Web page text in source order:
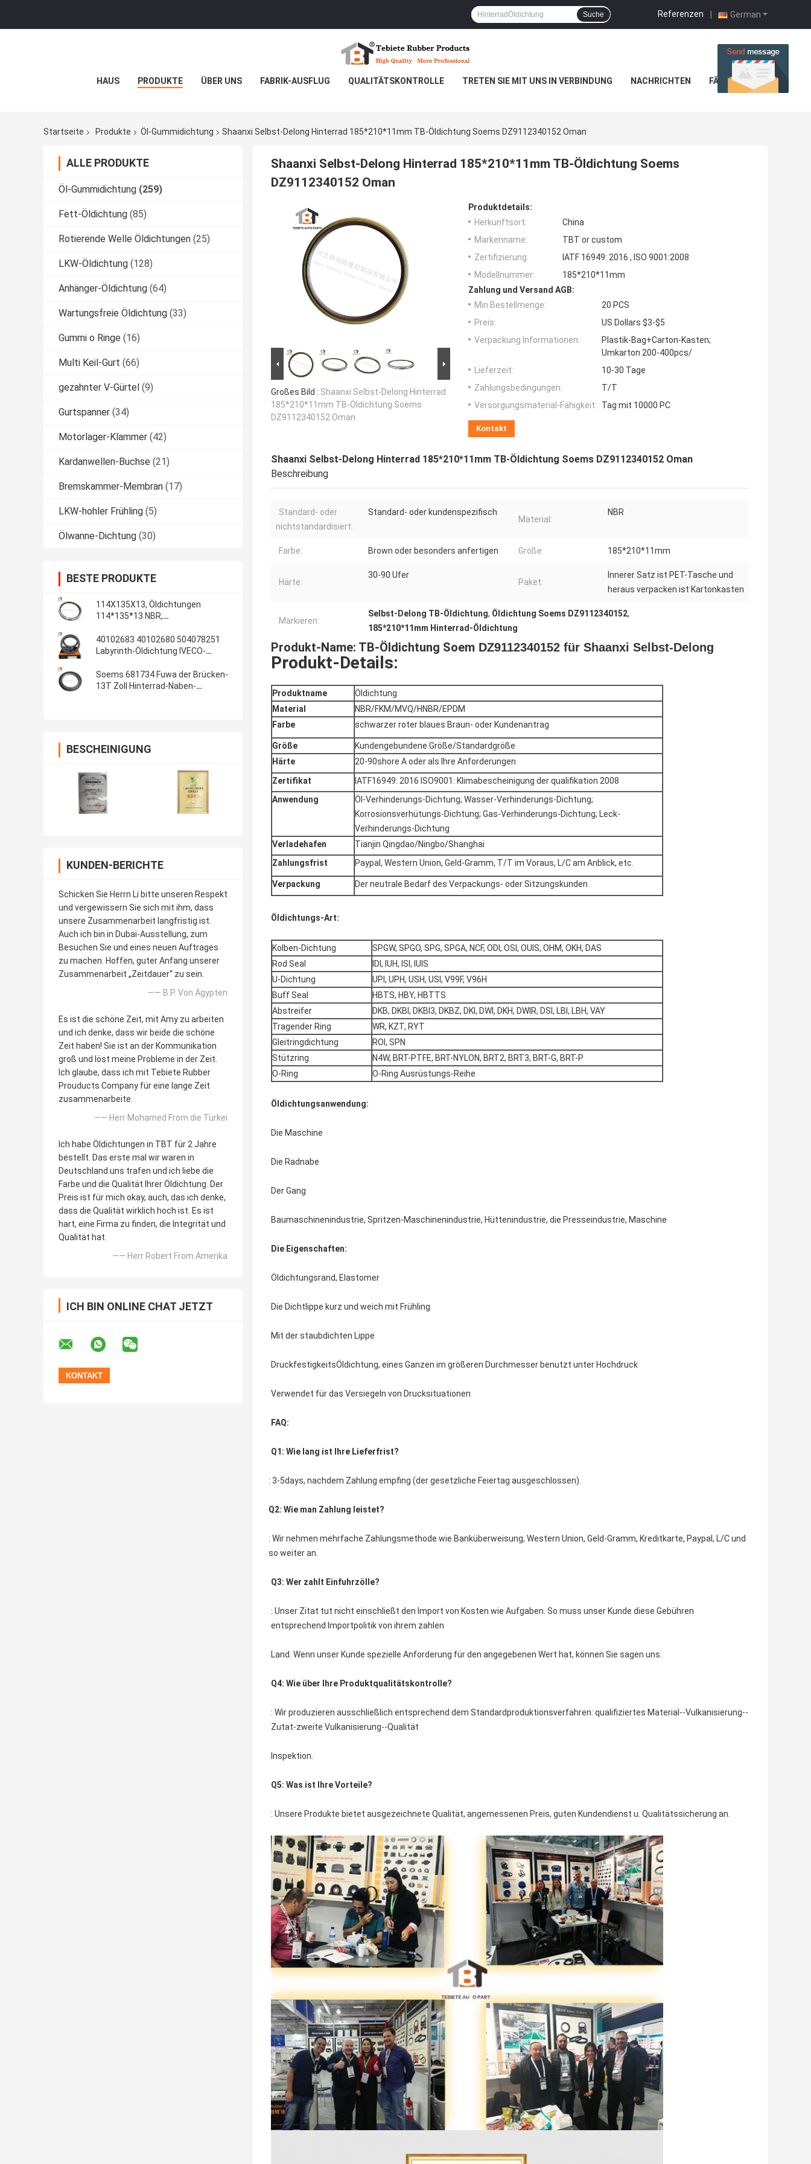
German
Referenzen |
Suche
HAUS PRODUKTE ÜBER UNS FABRIK-AUSFLUG QUALITÄTSKONTROLLE TRETEN SIE MIT UNS IN VERBINDUNG NACHRICHTEN FÄLLE
Startseite Produkte Öl-Gummidichtung Shaanxi Selbst-Delong Hinterrad 185*210*11mm TB-Öldichtung Soems DZ9112340152 Oman
ALLE PRODUKTE
Öl-Gummidichtung (259)
Fett-Öldichtung (85)
Rotierende Welle Öldichtungen (25)
LKW-Öldichtung (128)
Anhänger-Öldichtung (64)
Wartungsfreie Öldichtung (33)
Gummi o Ringe (16)
Multi Keil-Gurt (66)
gezahnter V-Gürtel (9)
Gurtspanner (34)
Motorlager-Klammer (42)
Kardanwellen-Buchse (21)
Bremskammer-Membran (17)
LKW-hohler Frühling (5)
Ölwanne-Dichtung (30)
BESTE PRODUKTE
114X135X13, Öldichtungen
114*135*13 NBR,
Öldichtungs-Material: NBR
40102683 40102680 504078251
Labyrinth-Öldichtung IVECO-
100*130*13/14 innere
Soems 681734 Fuwa der Brücken-
13T Zoll Hinterrad-Naben-
BESCHEINIGUNG
KUNDEN-BERICHTE
Schicken Sie Herrn Li bitte unseren Respekt
und vergewissern Sie sich mit ihm, dass
unsere Zusammenarbeit langfristig ist.
Auch ich bin in Dubai-Ausstellung, zum
Besuchen Sie und eines neuen Auftrages
zu machen. Hoffen, guter Anfang unserer
Zusammenarbeit „Zeitdauer“ zu sein.
—— B.P. Von Ägypten
Es ist die schöne Zeit, mit Amy zu arbeiten
und ich denke, dass wir beide die schöne
Zeit haben! Sie ist an der Kommunikation
groß und löst meine Probleme in der Zeit.
Ich glaube, dass ich mit Tebiete Rubber
Prouducts Company für eine lange Zeit
zusammenarbeite.
—— Herr Mohamed From die Türkei
Ich habe Öldichtungen in TBT für 2 Jahre
bestellt. Das erste mal wir waren in
Deutschland uns trafen und ich liebe die
Farbe und die Qualität Ihrer Öldichtung. Der
Preis ist für mich okay, auch, das ich denke,
dass die Qualität wirklich hoch ist. Es ist
hart, eine Firma zu finden, die Integrität und
Qualität hat.
—— Herr Robert From Amerika
ICH BIN ONLINE CHAT JETZT
Shaanxi Selbst-Delong Hinterrad 185*210*11mm TB-Öldichtung Soems
DZ9112340152 Oman
Großes Bild : Shaanxi Selbst-Delong Hinterrad
185*210*11mm TB-Öldichtung Soems
DZ9112340152 Oman
Produktdetails:
Herkunftsort:
China
Markenname:
TBT or custom
Zertifizierung:
IATF 16949: 2016 , ISO 9001:2008
Modellnummer:
185*210*11mm
Zahlung und Versand AGB:
Min Bestellmenge:
20 PCS
Preis:
US Dollars $3-$5
Verpackung Informationen:
Plastik-Bag+Carton-Kasten;
Umkarton 200-400pcs/
Lieferzeit:
10-30 Tage
Zahlungsbedingungen:
T/T
Versorgungsmaterial-Fähigkeit:
Tag mit 10000 PC
Kontakt
Shaanxi Selbst-Delong Hinterrad 185*210*11mm TB-Öldichtung Soems DZ9112340152 Oman
Beschreibung
Standard- oder
nichtstandardisiert:
Standard- oder kundenspezifisch
Material:
NBR
Farbe: Brown oder besonders anfertigen Größe: 185*210*11mm
Härte:
30-90 Ufer
Paket:
Innerer Satz ist PET-Tasche und
heraus verpacken ist Kartonkasten
Markieren:
Selbst-Delong TB-Öldichtung, Öldichtung Soems DZ9112340152,
185*210*11mm Hinterrad-Öldichtung
Produkt-Name: TB-Öldichtung Soem DZ9112340152 für Shaanxi Selbst-Delong
Produkt-Details:
Produktname
Öldichtung
Material
NBR/FKM/MVQ/HNBR/EPDM
Farbe
schwarzer roter blaues Braun- oder Kundenantrag
Größe
Kundengebundene Größe/Standardgröße
Härte
20-90shore A oder als Ihre Anforderungen
Zertifikat
IATF16949: 2016 ISO9001: Klimabescheinigung der qualifikation 2008
Anwendung
Öl-Verhinderungs-Dichtung; Wasser-Verhinderungs-Dichtung;
Korrosionsverhütungs-Dichtung; Gas-Verhinderungs-Dichtung; Leck-
Verhinderungs-Dichtung
Verladehafen
Tianjin Qingdao/Ningbo/Shanghai
Zahlungsfrist
Paypal, Western Union, Geld-Gramm, T/T im Voraus, L/C am Anblick, etc.
Verpackung Der neutrale Bedarf des Verpackungs- oder Sitzungskunden
Öldichtungs-Art:
Kolben-Dichtung
SPGW, SPGO, SPG, SPGA, NCF, ODI, OSI, OUIS, OHM, OKH, DAS
Rod Seal
IDI, IUH, ISI, IUIS
U-Dichtung
UPI, UPH, USH, USI, V99F, V96H
Buff Seal
HBTS, HBY, HBTTS
Abstreifer
DKB, DKBI, DKBI3, DKBZ, DKI, DWI, DKH, DWIR, DSI, LBI, LBH, VAY
Tragender Ring
WR, KZT, RYT
Gleitringdichtung
ROI, SPN
Stützring
N4W, BRT-PTFE, BRT-NYLON, BRT2, BRT3, BRT-G, BRT-P
O-Ring
O-Ring Ausrüstungs-Reihe
Öldichtungsanwendung:
Die Maschine
Die Radnabe
Der Gang
Baumaschinenindustrie, Spritzen-Maschinenindustrie, Hüttenindustrie, die Presseindustrie, Maschine
Die Eigenschaften:
Öldichtungsrand, Elastomer
Die Dichtlippe kurz und weich mit Frühling
Mit der staubdichten Lippe
DruckfestigkeitsÖldichtung, eines Ganzen im größeren Durchmesser benutzt unter Hochdruck
Verwendet für das Versiegeln von Drucksituationen
FAQ:
Q1: Wie lang ist Ihre Lieferfrist?
: 3-5days, nachdem Zahlung empfing (der gesetzliche Feiertag ausgeschlossen).
Q2: Wie man Zahlung leistet?
: Wir nehmen mehrfache Zahlungsmethode wie Banküberweisung, Western Union, Geld-Gramm, Kreditkarte, Paypal, L/C und
so weiter an.
Q3: Wer zahlt Einfuhrzölle?
: Unser Zitat tut nicht einschließt den Import von Kosten wie Aufgaben. So muss unser Kunde diese Gebühren
entsprechend Importpolitik von ihrem zahlen
Land. Wenn unser Kunde spezielle Anforderung für den angegebenen Wert hat, können Sie sagen uns.
Q4: Wie über Ihre Produktqualitätskontrolle?
: Wir produzieren ausschließlich entsprechend dem Standardproduktionsverfahren: qualifiziertes Material--Vulkanisierung--
Zutat-zweite Vulkanisierung--Qualität
Inspektion.
Q5: Was ist Ihre Vorteile?
: Unsere Produkte bietet ausgezeichnete Qualität, angemessenen Preis, guten Kundendienst u. Qualitätssicherung an.